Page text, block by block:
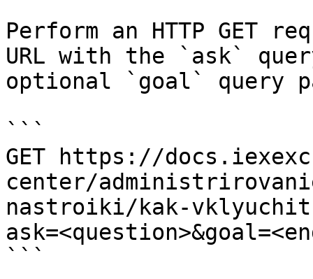
Perform an HTTP GET
URL with the `ask`
optional `goal` query
```
GET https://
center/
nastroiki/kak-
```